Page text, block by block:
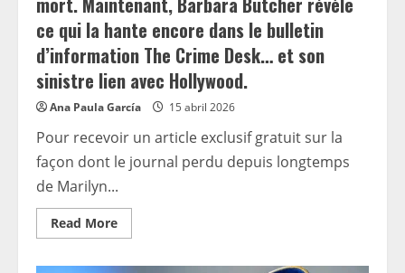
ce qui la hante encore dans le bulletin
d’information The Crime Desk… et son
sinistre lien avec Hollywood.
Ana Paula García 15 abril 2026
Pour recevoir un article exclusif gratuit sur la
façon dont le journal perdu depuis longtemps
de Marilyn...
Read MoreRead
more